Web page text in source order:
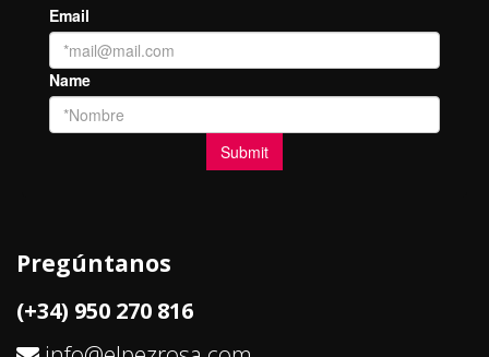
Pregúntanos
(+34) 950 270 816